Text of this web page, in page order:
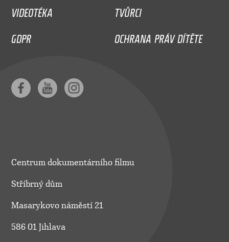
VIDEOTÉKA
TVŮRCI
GDPR
OCHRANA PRÁV DÍTĚTE
Centrum dokumentárního filmu
Stříbrný dům
Masarykovo náměstí 21
586 01 Jihlava